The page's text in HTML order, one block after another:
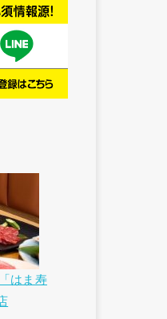
はま寿